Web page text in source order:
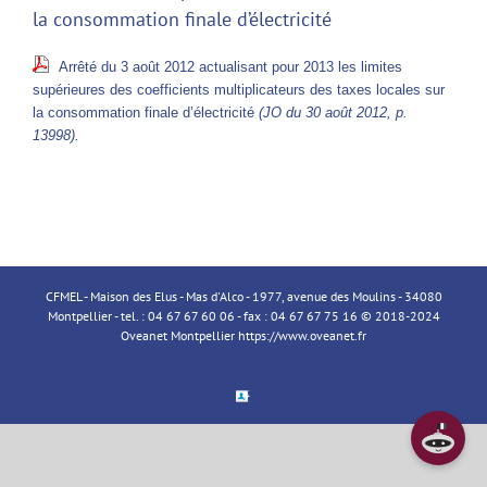
la consommation finale d’électricité
Arrêté du 3 août 2012 actualisant pour 2013 les limites
supérieures des coefficients multiplicateurs des taxes locales sur
la consommation finale d’électricité (JO du 30 août 2012, p.
13998).
CFMEL - Maison des Elus - Mas d'Alco - 1977, avenue des Moulins - 34080
Montpellier - tel. : 04 67 67 60 06 - fax : 04 67 67 75 16 © 2018-2024
Oveanet Montpellier https://www.oveanet.fr
Espace